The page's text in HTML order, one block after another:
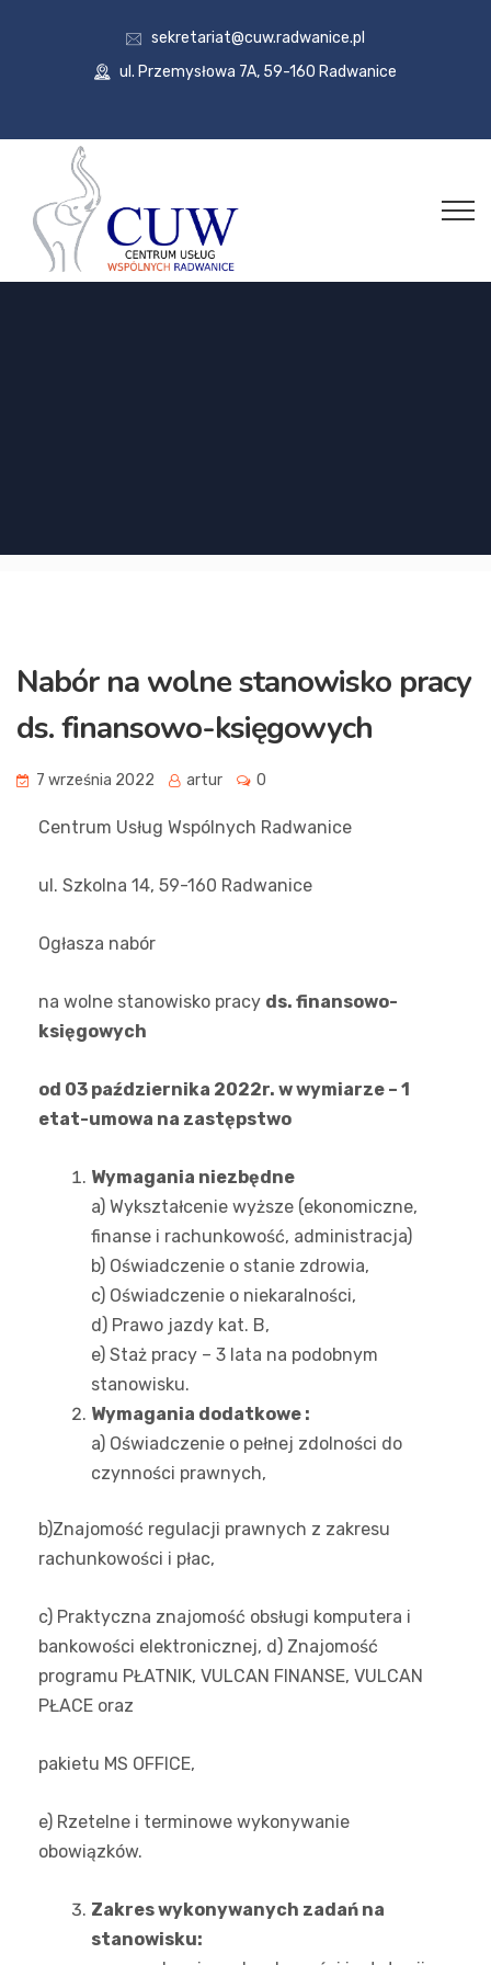
sekretariat@cuw.radwanice.pl
ul. Przemysłowa 7A, 59-160 Radwanice
Nabór na wolne stanowisko pracy
ds. finansowo-księgowych
7 września 2022 artur 0
Centrum Usług Wspólnych Radwanice
ul. Szkolna 14, 59-160 Radwanice
Ogłasza nabór
na wolne stanowisko pracy ds. finansowo-
księgowych
od 03 października 2022r. w wymiarze – 1
etat-umowa na zastępstwo
Wymagania niezbędne
a) Wykształcenie wyższe (ekonomiczne,
finanse i rachunkowość, administracja)
b) Oświadczenie o stanie zdrowia,
c) Oświadczenie o niekaralności,
d) Prawo jazdy kat. B,
e) Staż pracy – 3 lata na podobnym
stanowisku.
Wymagania dodatkowe :
a) Oświadczenie o pełnej zdolności do
czynności prawnych,
b)Znajomość regulacji prawnych z zakresu
rachunkowości i płac,
c) Praktyczna znajomość obsługi komputera i
bankowości elektronicznej, d) Znajomość
programu PŁATNIK, VULCAN FINANSE, VULCAN
PŁACE oraz
pakietu MS OFFICE,
e) Rzetelne i terminowe wykonywanie
obowiązków.
Zakres wykonywanych zadań na
stanowisku: